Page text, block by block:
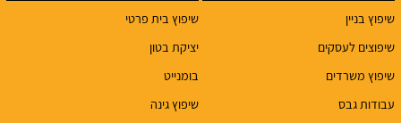
שיפוץ בניין
שיפוצים לעסקים
שיפוץ משרדים
עבודות גבס
שיפוץ בית פרטי
יציקת בטון
בומנייט
שיפוץ גינה